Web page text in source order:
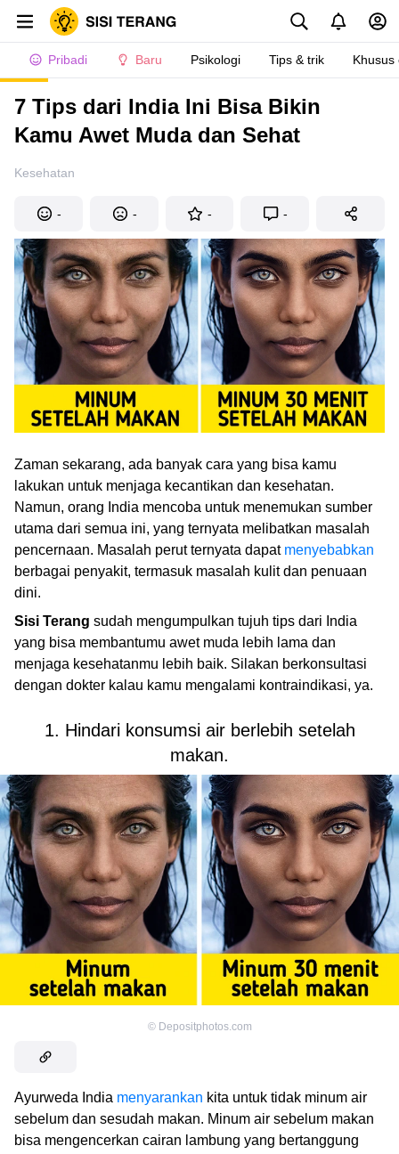
Pribadi Baru Psikologi Tips & trik Khusus
7 Tips dari India Ini Bisa Bikin
Kamu Awet Muda dan Sehat
Kesehatan
- - - -
Zaman sekarang, ada banyak cara yang bisa kamu
lakukan untuk menjaga kecantikan dan kesehatan.
Namun, orang India mencoba untuk menemukan sumber
utama dari semua ini, yang ternyata melibatkan masalah
pencernaan. Masalah perut ternyata dapat menyebabkan
berbagai penyakit, termasuk masalah kulit dan penuaan
dini.
Sisi Terang sudah mengumpulkan tujuh tips dari India
yang bisa membantumu awet muda lebih lama dan
menjaga kesehatanmu lebih baik. Silakan berkonsultasi
dengan dokter kalau kamu mengalami kontraindikasi, ya.
1. Hindari konsumsi air berlebih setelah
makan.
© Depositphotos.com
Ayurweda India menyarankan kita untuk tidak minum air
sebelum dan sesudah makan. Minum air sebelum makan
bisa mengencerkan cairan lambung yang bertanggung